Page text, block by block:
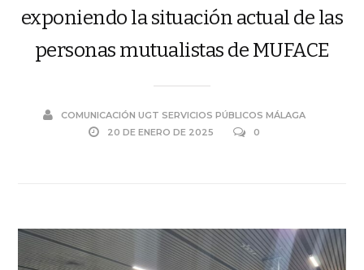
exponiendo la situación actual de las
personas mutualistas de MUFACE
COMUNICACIÓN UGT SERVICIOS PÚBLICOS MÁLAGA
20 DE ENERO DE 2025
0